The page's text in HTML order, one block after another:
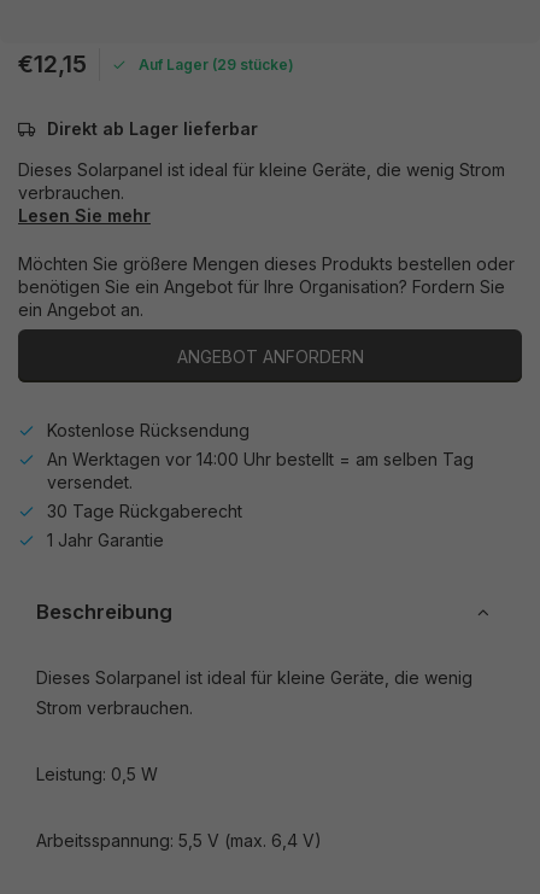
€12,15 Auf Lager (29 stücke)
Direkt ab Lager lieferbar
Dieses Solarpanel ist ideal für kleine Geräte, die wenig Strom
verbrauchen.
Lesen Sie mehr
Möchten Sie größere Mengen dieses Produkts bestellen oder
benötigen Sie ein Angebot für Ihre Organisation? Fordern Sie
ein Angebot an.
ANGEBOT ANFORDERN
Kostenlose Rücksendung
An Werktagen vor 14:00 Uhr bestellt = am selben Tag
versendet.
30 Tage Rückgaberecht
1 Jahr Garantie
Beschreibung
Dieses Solarpanel ist ideal für kleine Geräte, die wenig
Strom verbrauchen.
Leistung: 0,5 W
Arbeitsspannung: 5,5 V (max. 6,4 V)